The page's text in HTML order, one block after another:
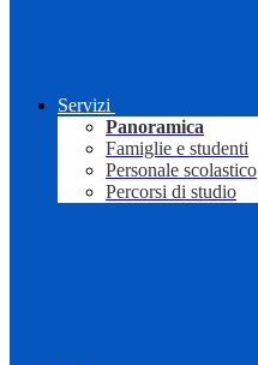
Servizi
Panoramica
Famiglie e studenti
Personale scolastico
Percorsi di studio